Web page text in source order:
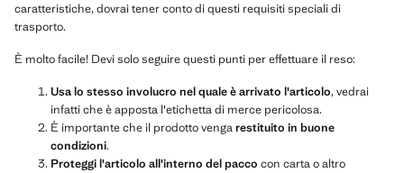
caratteristiche, dovrai tener conto di questi requisiti speciali di
trasporto.
È molto facile! Devi solo seguire questi punti per effettuare il reso:
Usa lo stesso involucro nel quale è arrivato l'articolo, vedrai
infatti che è apposta l'etichetta di merce pericolosa.
È importante che il prodotto vengarestituito in buone
condizioni.
Proteggi l'articolo all'interno del pacco con carta o altro